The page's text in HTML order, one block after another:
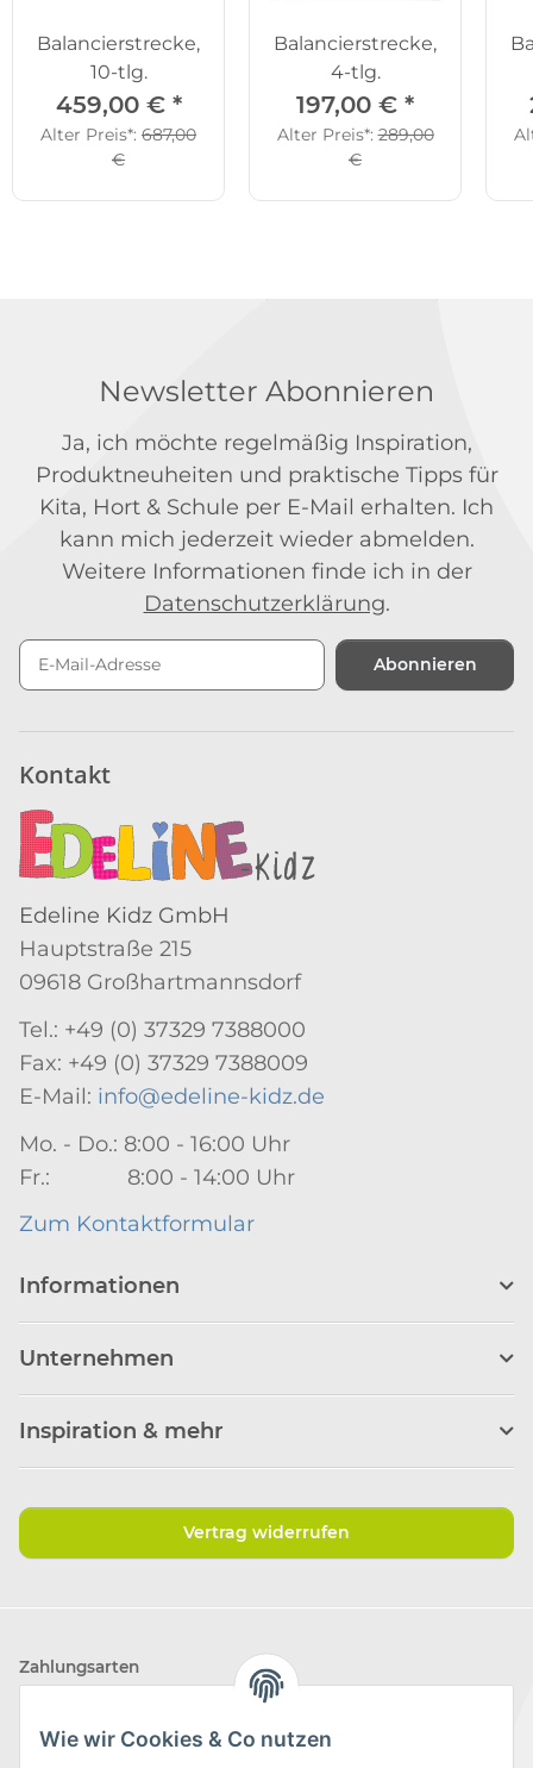
Wie wir Cookies & Co nutzen
Balancierstrecke,
10-tlg.
459,00 € *
Alter Preis*: 687,00
€
Balancierstrecke,
4-tlg.
197,00 € *
Alter Preis*:289,00
€
Newsletter Abonnieren
Ja, ich möchte regelmäßig Inspiration,
Produktneuheiten und praktische Tipps für
Kita, Hort & Schule per E-Mail erhalten. Ich
kann mich jederzeit wieder abmelden.
Weitere Informationen finde ich in der
Datenschutzerklärung.
Abonnieren
Kontakt
Edeline Kidz GmbH
Hauptstraße 215
09618 Großhartmannsdorf
Tel.: +49 (0) 37329 7388000
Fax: +49 (0) 37329 7388009
E-Mail: info@edeline-kidz.de
Mo. - Do.: 8:00 - 16:00 Uhr
Fr.: 8:00 - 14:00 Uhr
Zum Kontaktformular
Informationen
Unternehmen
Inspiration & mehr
Vertrag widerrufen
Zahlungsarten